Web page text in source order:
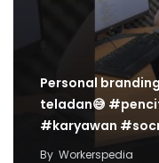
Personal
teladan😅
#karyawan
By Workerspedia